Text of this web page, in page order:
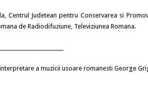
Centrul Judetean pentru Conservarea si
de Radiodifuziune, Televiziunea Romana.
a muzicii usoare romanesti George